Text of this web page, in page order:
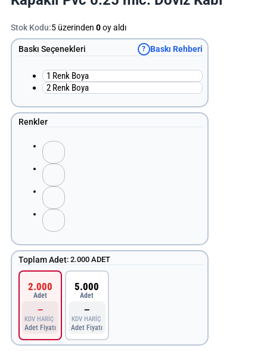
Stok Kodu:5 üzerinden 0oy aldı
Baskı Seçenekleri ? Baskı Rehberi
1 Renk Boya
2 Renk Boya
Renkler
Toplam Adet:2.000 ADET
2.000
Adet
—
KDV HARİÇ
Adet Fiyatı
5.000
Adet
—
KDV HARİÇ
Adet Fiyatı